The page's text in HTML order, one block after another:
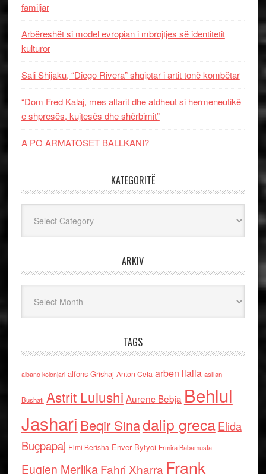
familjar
Arbëreshët si model evropian i mbrojtjes së identitetit
kulturor
Sali Shijaku, “Diego Rivera” shqiptar i artit tonë kombëtar
“Dom Fred Kalaj, mes altarit dhe atdheut si hermeneutikë
e shpresës, kujtesës dhe shërbimit”
A PO ARMATOSET BALLKANI?
KATEGORITË
ARKIV
TAGS
albano kolonjari alfons Grishaj Anton Cefa arben llalla asllan
Bushati Astrit Lulushi Aurenc Bebja Behlul
Jashari Beqir Sinadalip grecaElida
Buçpapaj Elmi Berisha Enver Bytyci Ermira Babamusta
Eugjen MerlikaFahri Xharra Frank